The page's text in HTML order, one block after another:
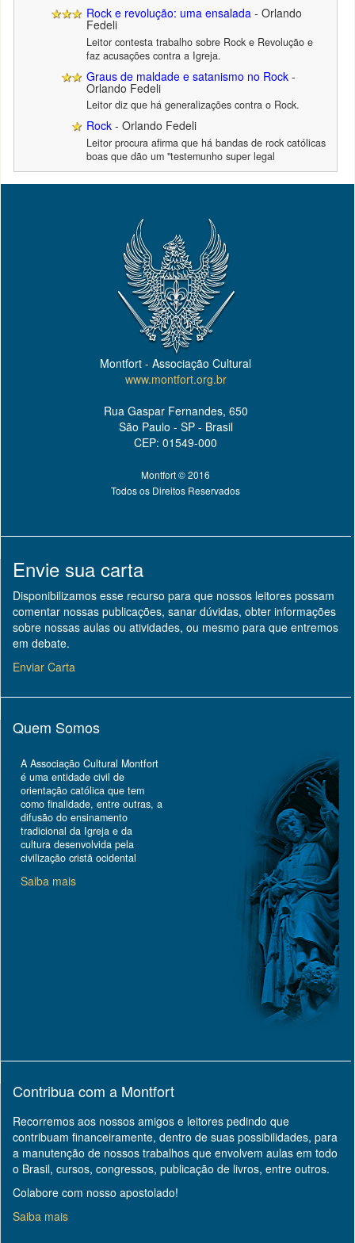
Rock e revolução: uma ensalada - Orlando
Fedeli
Leitor contesta trabalho sobre Rock e Revolução e
faz acusações contra a Igreja.
Graus de maldade e satanismo no Rock -
Orlando Fedeli
Leitor diz que há generalizações contra o Rock.
Rock - Orlando Fedeli
Leitor procura afirma que há bandas de rock católicas
boas que dão um "testemunho super legal
Montfort - Associação Cultural
www.montfort.org.br
Rua Gaspar Fernandes, 650
São Paulo - SP - Brasil
CEP: 01549-000
Montfort © 2016
Todos os Direitos Reservados
Envie sua carta
Disponibilizamos esse recurso para que nossos leitores possam
comentar nossas publicações, sanar dúvidas, obter informações
sobre nossas aulas ou atividades, ou mesmo para que entremos
em debate.
Enviar Carta
Quem Somos
A Associação Cultural Montfort
é uma entidade civil de
orientação católica que tem
como finalidade, entre outras, a
difusão do ensinamento
tradicional da Igreja e da
cultura desenvolvida pela
civilização cristã ocidental
Saiba mais
Contribua com a Montfort
Recorremos aos nossos amigos e leitores pedindo que
contribuam financeiramente, dentro de suas possibilidades, para
a manutenção de nossos trabalhos que envolvem aulas em todo
o Brasil, cursos, congressos, publicação de livros, entre outros.
Colabore com nosso apostolado!
Saiba mais